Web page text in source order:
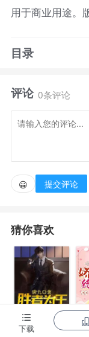
用于商业用途。
全能女特工林
个瞎眼的老母亲
祸首。为了改
决定从根上做
渣，杀敌全部
所不能。 岁月
为战场上的不败
心满意足的准备
打包带走。
目录
评论 0条评论
😀 提交评论
猜你喜欢
陈东王楠楠
快
下载